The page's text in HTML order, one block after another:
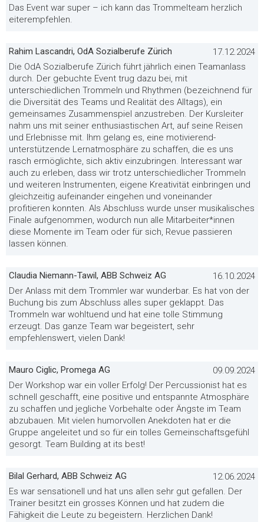
Das Event war super – ich kann das Trommelteam herzlich
eiterempfehlen.
Rahim Lascandri, OdA Sozialberufe Zürich
17.12.2024
Die OdA Sozialberufe Zürich führt jährlich einen Teamanlass
durch. Der gebuchte Event trug dazu bei, mit
unterschiedlichen Trommeln und Rhythmen (bezeichnend für
die Diversität des Teams und Realität des Alltags), ein
gemeinsames Zusammenspiel anzustreben. Der Kursleiter
nahm uns mit seiner enthusiastischen Art, auf seine Reisen
und Erlebnisse mit. Ihm gelang es, eine motivierend-
unterstützende Lernatmosphäre zu schaffen, die es uns
rasch ermöglichte, sich aktiv einzubringen. Interessant war
auch zu erleben, dass wir trotz unterschiedlicher Trommeln
und weiteren Instrumenten, eigene Kreativität einbringen und
gleichzeitig aufeinander eingehen und voneinander
profitieren konnten. Als Abschluss wurde unser musikalisches
Finale aufgenommen, wodurch nun alle Mitarbeiter*innen
diese Momente im Team oder für sich, Revue passieren
lassen können.
Claudia Niemann-Tawil, ABB Schweiz AG
16.10.2024
Der Anlass mit dem Trommler war wunderbar. Es hat von der
Buchung bis zum Abschluss alles super geklappt. Das
Trommeln war wohltuend und hat eine tolle Stimmung
erzeugt. Das ganze Team war begeistert, sehr
empfehlenswert, vielen Dank!
Mauro Ciglic, Promega AG
09.09.2024
Der Workshop war ein voller Erfolg! Der Percussionist hat es
schnell geschafft, eine positive und entspannte Atmosphäre
zu schaffen und jegliche Vorbehalte oder Ängste im Team
abzubauen. Mit vielen humorvollen Anekdoten hat er die
Gruppe angeleitet und so für ein tolles Gemeinschaftsgefühl
gesorgt. Team Building at its best!
Bilal Gerhard, ABB Schweiz AG
12.06.2024
Es war sensationell und hat uns allen sehr gut gefallen. Der
Trainer besitzt ein grosses Können und hat zudem die
Fähigkeit die Leute zu begeistern. Herzlichen Dank!